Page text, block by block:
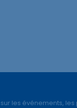
les événements, les